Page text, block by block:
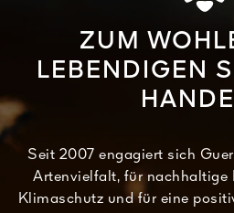
ZUM
LEBENDIGEN
Seit 2007 engagiert sich
Artenvielfalt, für nachhaltige
Klimaschutz und für eine